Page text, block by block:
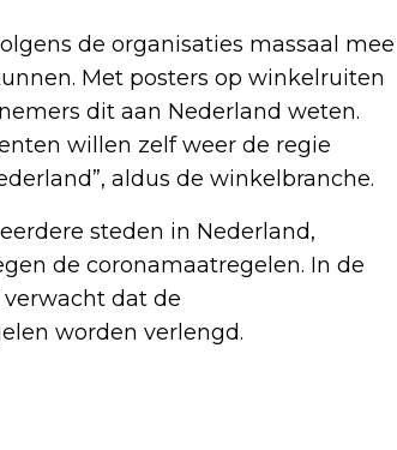
de organisaties massaal mee
Met posters op winkelruiten
dit aan Nederland weten.
willen zelf weer de regie
aldus de winkelbranche.
steden in Nederland,
de coronamaatregelen. In de
dat de
worden verlengd.